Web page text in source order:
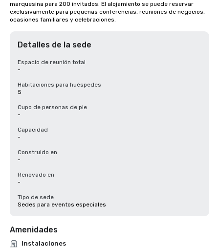
marquesina para 200 invitados. El alojamiento se puede reservar
exclusivamente para pequeñas conferencias, reuniones de negocios,
ocasiones familiares y celebraciones.
Detalles de la sede
Espacio de reunión total
-
Habitaciones para huéspedes
5
Cupo de personas de pie
-
Capacidad
-
Construido en
-
Renovado en
-
Tipo de sede
Sedes para eventos especiales
Amenidades
Instalaciones